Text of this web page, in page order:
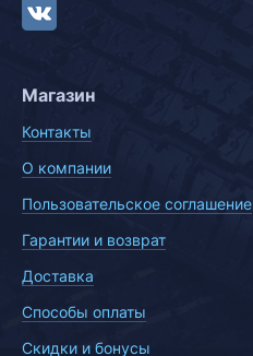
Магазин
Контакты
О компании
Пользовательское соглашение
Гарантии и возврат
Доставка
Способы оплаты
Скидки и бонусы